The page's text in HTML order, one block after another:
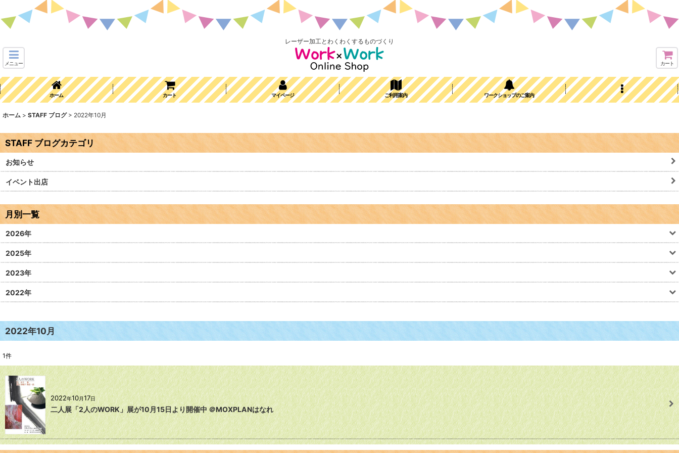
レーザー加工とわくわくするものづくり
メニュー カート
ホーム カート マイページ ご利用案内 ワークショップのご案内
ホーム > STAFF ブログ > 2022年10月
2022年10月
1件
2022年10月17日
二人展「2人のWORK」展が10月15日より開催中 ＠MOXPLANはなれ
STAFF ブログカテゴリ
お知らせ
イベント出店
月別一覧
2026年
2025年
2023年
2022年